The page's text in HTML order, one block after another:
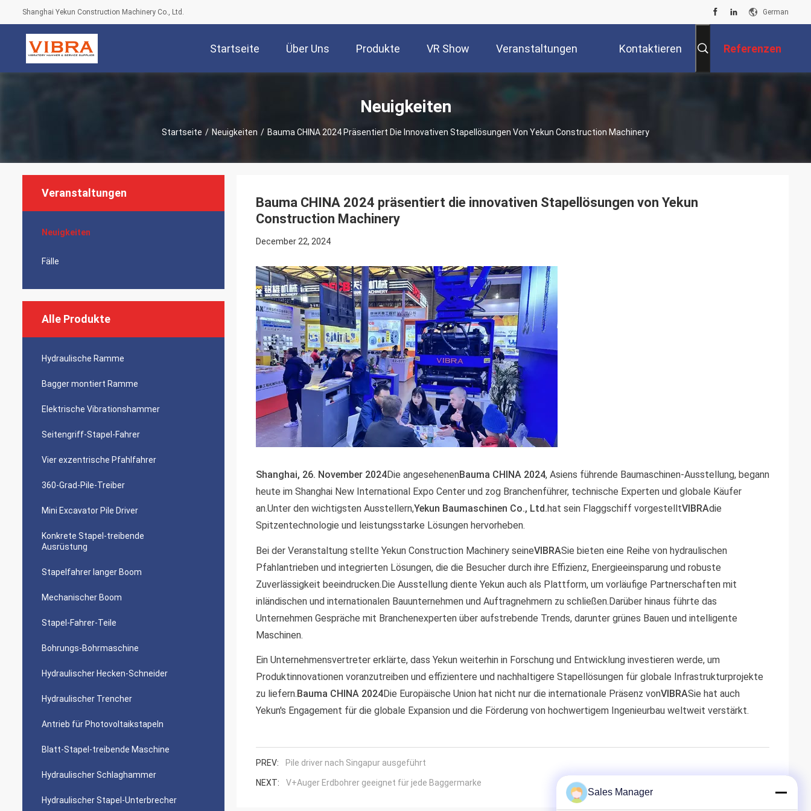
Shanghai Yekun Construction Machinery Co., Ltd. German
Startseite Über Uns Produkte VR Show Veranstaltungen Kontaktieren Referenzen
Neuigkeiten
Startseite / Neuigkeiten / Bauma CHINA 2024 Präsentiert Die Innovativen Stapellösungen Von Yekun Construction Machinery
Veranstaltungen
Neuigkeiten
Fälle
Alle Produkte
Hydraulische Ramme
Bagger montiert Ramme
Elektrische Vibrationshammer
Seitengriff-Stapel-Fahrer
Vier exzentrische Pfahlfahrer
360-Grad-Pile-Treiber
Mini Excavator Pile Driver
Konkrete Stapel-treibende
Ausrüstung
Stapelfahrer langer Boom
Mechanischer Boom
Stapel-Fahrer-Teile
Bohrungs-Bohrmaschine
Hydraulischer Hecken-Schneider
Hydraulischer Trencher
Antrieb für Photovoltaikstapeln
Blatt-Stapel-treibende Maschine
Hydraulischer Schlaghammer
Hydraulischer Stapel-Unterbrecher
Bauma CHINA 2024 präsentiert die innovativen Stapellösungen von Yekun
Construction Machinery
December 22, 2024
Shanghai, 26. November 2024Die angesehenenBauma CHINA 2024, Asiens führende Baumaschinen-Ausstellung, begann
heute im Shanghai New International Expo Center und zog Branchenführer, technische Experten und globale Käufer
an.Unter den wichtigsten Ausstellern,Yekun Baumaschinen Co., Ltd.hat sein Flaggschiff vorgestelltVIBRAdie
Spitzentechnologie und leistungsstarke Lösungen hervorheben.
Bei der Veranstaltung stellte Yekun Construction Machinery seineVIBRASie bieten eine Reihe von hydraulischen
Pfahlantrieben und integrierten Lösungen, die die Besucher durch ihre Effizienz, Energieeinsparung und robuste
Zuverlässigkeit beeindrucken.Die Ausstellung diente Yekun auch als Plattform, um vorläufige Partnerschaften mit
inländischen und internationalen Bauunternehmen und Auftragnehmern zu schließen.Darüber hinaus führte das
Unternehmen Gespräche mit Branchenexperten über aufstrebende Trends, darunter grünes Bauen und intelligente
Maschinen.
Ein Unternehmensvertreter erklärte, dass Yekun weiterhin in Forschung und Entwicklung investieren werde, um
Produktinnovationen voranzutreiben und effizientere und nachhaltigere Stapellösungen für globale Infrastrukturprojekte
zu liefern. Bauma CHINA 2024Die Europäische Union hat nicht nur die internationale Präsenz vonVIBRASie hat auch
Yekun's Engagement für die globale Expansion und die Förderung von hochwertigem Ingenieurbau weltweit verstärkt.
PREV: Pile driver nach Singapur ausgeführt
NEXT: V+Auger Erdbohrer geeignet für jede Baggermarke
Sales Manager